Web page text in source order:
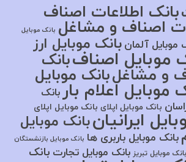
بانک اطلاعات اصناف
اصناف و مشاغل بانک موبایل
موبایل آلمان بانک موبایل ارز
موبایل اصنافبانک
و مشاغلبانک موبایل
موبایل اعلام باربانک
بانک موبایل اپلای بانک موبایل اپلای
ایرانیانبانک موبایل
بانک موبایل باربری ها بانک موبایل بازنشستگان
بانک موبایل تبریز بانک موبایل تجارت بانک